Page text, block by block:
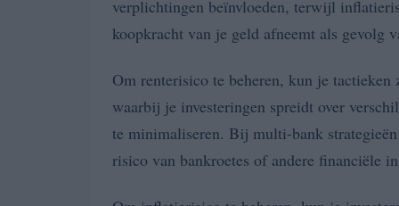
verplichtingen beïnvloeden, terwijl
koopkracht van je geld afneemt als gevolg
Om renterisico te beheren, kun je tactieken
waarbij je investeringen spreidt over
te minimaliseren. Bij multi-bank
risico van bankroetes of andere financiële